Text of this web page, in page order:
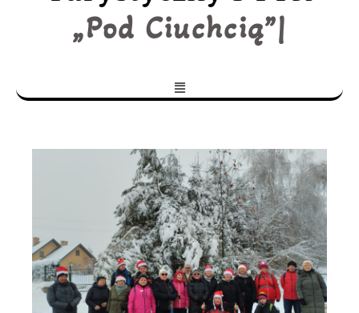
„Pod Ciuchcią”|